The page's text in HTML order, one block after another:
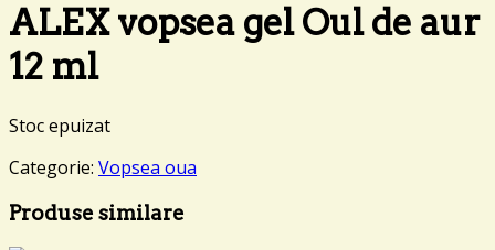
ALEX vopsea gel Oul de aur
12 ml
Stoc epuizat
Categorie: Vopsea oua
Produse similare